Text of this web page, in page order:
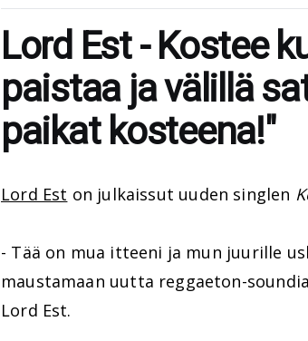
Lord Est - Kostee
paistaa ja välillä
paikat kosteena!"
Lord Est on julkaissut uuden singlen
- Tää on mua itteeni ja mun juurille
maustamaan uutta reggaeton-
Lord Est.